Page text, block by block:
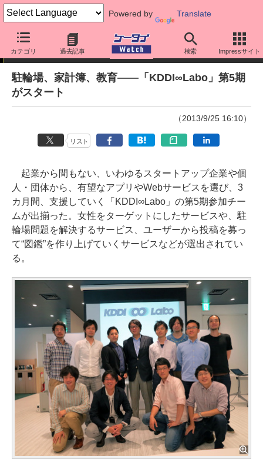
Powered by Translate
カテゴリ 過去記事 検索 Impressサイト
ニュース
駐輪場、家計簿、教育――「KDDI∞Labo」第5期
がスタート
（2013/9/25 16:10）
リスト
起業から間もない、いわゆるスタートアップ企業や個
人・団体から、有望なアプリやWebサービスを選び、3
カ月間、支援していく「KDDI∞Labo」の第5期参加チー
ムが出揃った。女性をターゲットにしたサービスや、駐
輪場問題を解決するサービス、ユーザーから投稿を募っ
て“図鑑”を作り上げていくサービスなどが選出されてい
る。